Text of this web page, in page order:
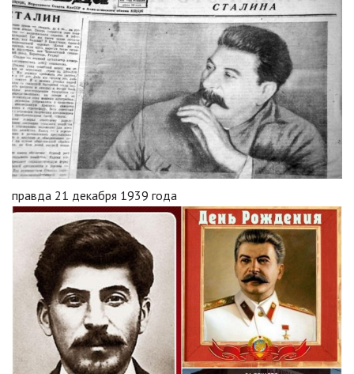
правда 21 декабря 1939 года